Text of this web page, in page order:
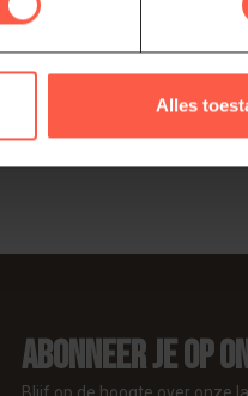
Alles
Toon1-4van 4
Abonneer je op